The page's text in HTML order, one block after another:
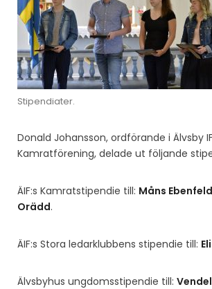
Stipendiater.
Donald Johansson, ordförande i Älvsby
Kamratförening, delade ut följande
ÄIF:s Kamratstipendie till: Måns
Orädd.
ÄIF:s Stora ledarklubbens stipendie till:
Älvsbyhus ungdomsstipendie till: